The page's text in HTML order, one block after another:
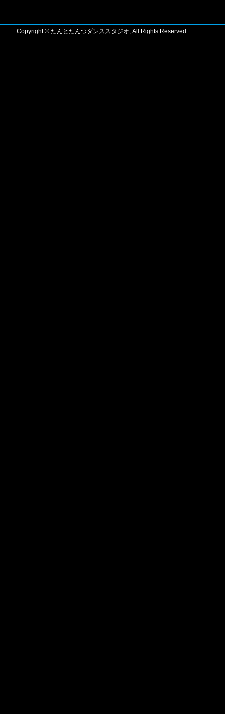
Copyright © たんとたんつダンススタジオ, All Rights Reserved.